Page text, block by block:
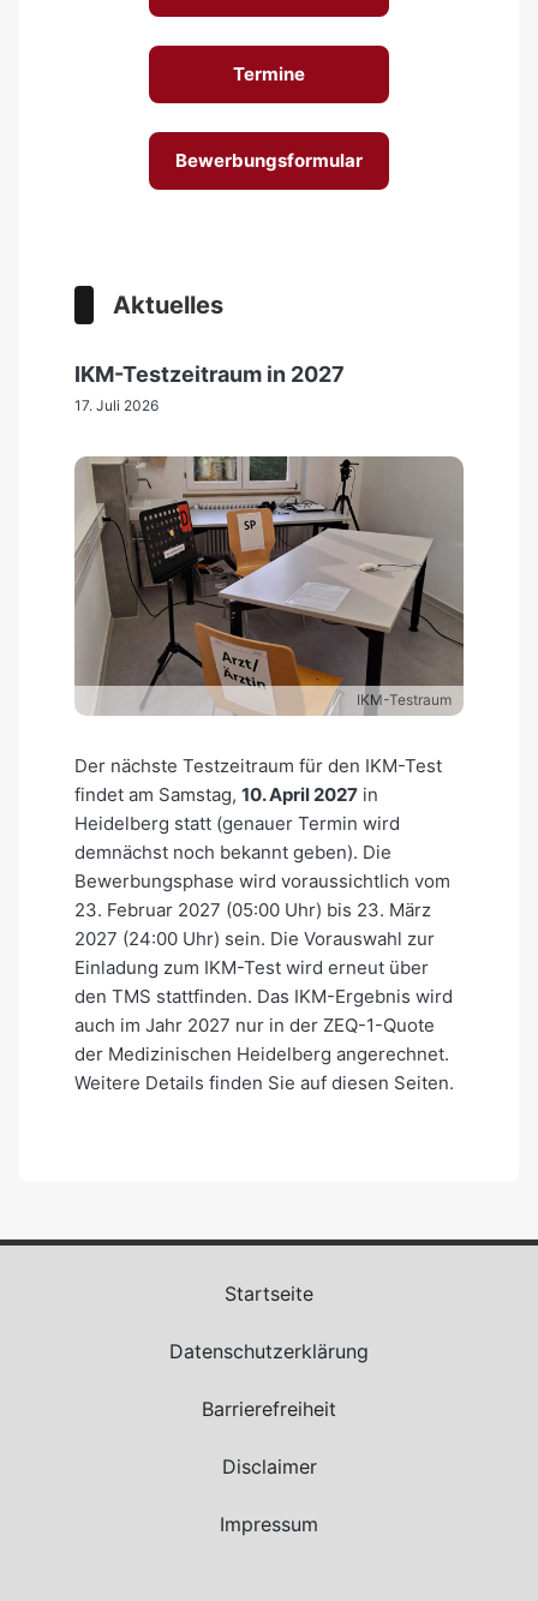
Termine
Bewerbungsformular
Aktuelles
IKM-Testzeitraum in 2027
17. Juli 2026
IKM-Testraum
Der nächste Testzeitraum für den IKM-Test
findet am Samstag, 10. April 2027 in
Heidelberg statt (genauer Termin wird
demnächst noch bekannt geben). Die
Bewerbungsphase wird voraussichtlich vom
23. Februar 2027 (05:00 Uhr) bis 23. März
2027 (24:00 Uhr) sein. Die Vorauswahl zur
Einladung zum IKM-Test wird erneut über
den TMS stattfinden. Das IKM-Ergebnis wird
auch im Jahr 2027 nur in der ZEQ-1-Quote
der Medizinischen Heidelberg angerechnet.
Weitere Details finden Sie auf diesen Seiten.
Startseite
Datenschutzerklärung
Barrierefreiheit
Disclaimer
Impressum